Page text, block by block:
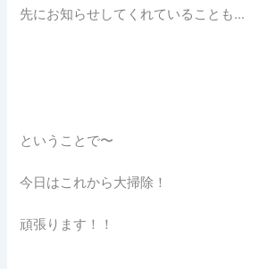
先にお知らせしてくれていることも…
ということで〜
今日はこれから大掃除！
頑張ります！！